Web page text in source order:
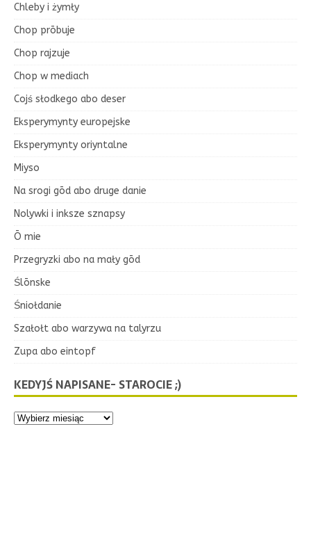
Chleby i żymły
Chop prōbuje
Chop rajzuje
Chop w mediach
Cojś słodkego abo deser
Eksperymynty europejske
Eksperymynty oriyntalne
Miyso
Na srogi gōd abo druge danie
Nolywki i inksze sznapsy
Ō mie
Przegryzki abo na mały gōd
Ślōnske
Śniołdanie
Szałołt abo warzywa na talyrzu
Zupa abo eintopf
KEDYJŚ NAPISANE- STAROCIE ;)